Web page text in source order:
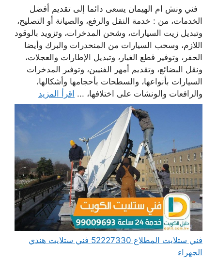
فني ونش ام الهيمان يسعى دائما إلى تقديم أفضل
الخدمات، من : خدمة النقل والرفع، والصيانة أو التصليح،
وتبديل زيت السيارات، وشحن المدخرات، وتزويد بالوقود
اللازم، وسحب السيارات من المنحدرات والبرك وأيضا
الحفر، وتوفير قطع الغيار، وتبديل الإطارات والعجلات،
ونقل البضائع، وتقديم أمهر الفنيين، وتوفير المدخرات
السيارات بأنواعها، والسطحات بأحجامها وأشكالها،
والرافعات والونشات على اختلافها، ... اقرأ المزيد
فني ستلايت المطلاع 52227330 فني ستلايت هندي
الجهراء